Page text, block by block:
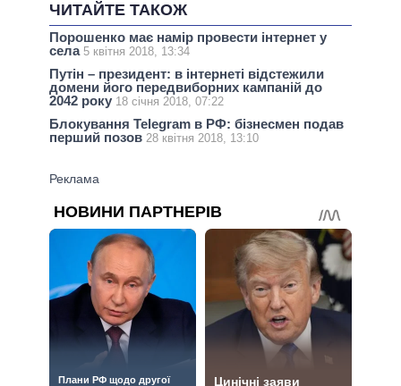
ЧИТАЙТЕ ТАКОЖ
Порошенко має намір провести інтернет у
села 5 квітня 2018, 13:34
Путін – президент: в інтернеті відстежили
домени його передвиборних кампаній до
2042 року 18 січня 2018, 07:22
Блокування Telegram в РФ: бізнесмен подав
перший позов 28 квітня 2018, 13:10